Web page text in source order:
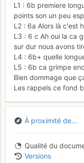
L1 : 6b premiere
points son un peu
L2 : 6a Alors là c'est
L3 : 6 c Ah oui la ca
sur dur nous avons
L4 : 6b+ quelle
L5 : 6b ca grimpe
Bien dommage que
Les rappels ce fond
À proximité de...
Qualité du
Versions